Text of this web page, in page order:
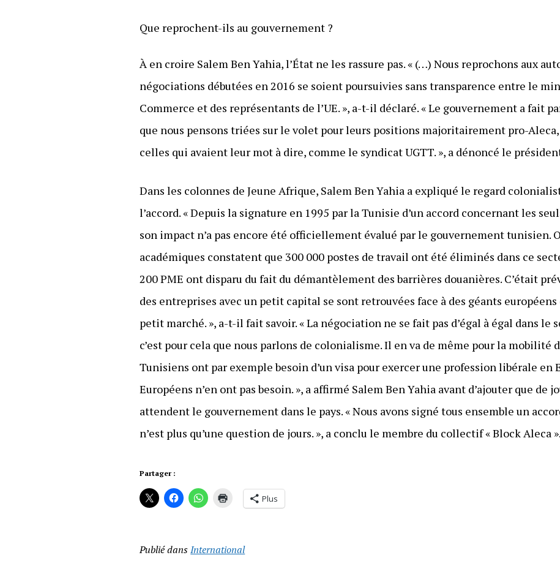
Que reprochent-ils au gouvernement ?
À en croire Salem Ben Yahia, l’État ne les rassure pas. « (…) Nous reprochons aux
négociations débutées en 2016 se soient poursuivies sans transparence entre le
Commerce et des représentants de l’UE. », a-t-il déclaré. « Le gouvernement a fait
que nous pensons triées sur le volet pour leurs positions majoritairement pro-
celles qui avaient leur mot à dire, comme le syndicat UGTT. », a dénoncé le
Dans les colonnes de Jeune Afrique, Salem Ben Yahia a expliqué le regard
l’accord. « Depuis la signature en 1995 par la Tunisie d’un accord concernant les
son impact n’a pas encore été officiellement évalué par le gouvernement tunisien.
académiques constatent que 300 000 postes de travail ont été éliminés dans ce
200 PME ont disparu du fait du démantèlement des barrières douanières. C’était
des entreprises avec un petit capital se sont retrouvées face à des géants
petit marché. », a-t-il fait savoir. « La négociation ne se fait pas d’égal à égal dans le
c’est pour cela que nous parlons de colonialisme. Il en va de même pour la mobilité
Tunisiens ont par exemple besoin d’un visa pour exercer une profession libérale en
Européens n’en ont pas besoin. », a affirmé Salem Ben Yahia avant d’ajouter que de
attendent le gouvernement dans le pays. « Nous avons signé tous ensemble un
n’est plus qu’une question de jours. », a conclu le membre du collectif « Block Aleca ».
Partager :
Plus
Publié dansInternational